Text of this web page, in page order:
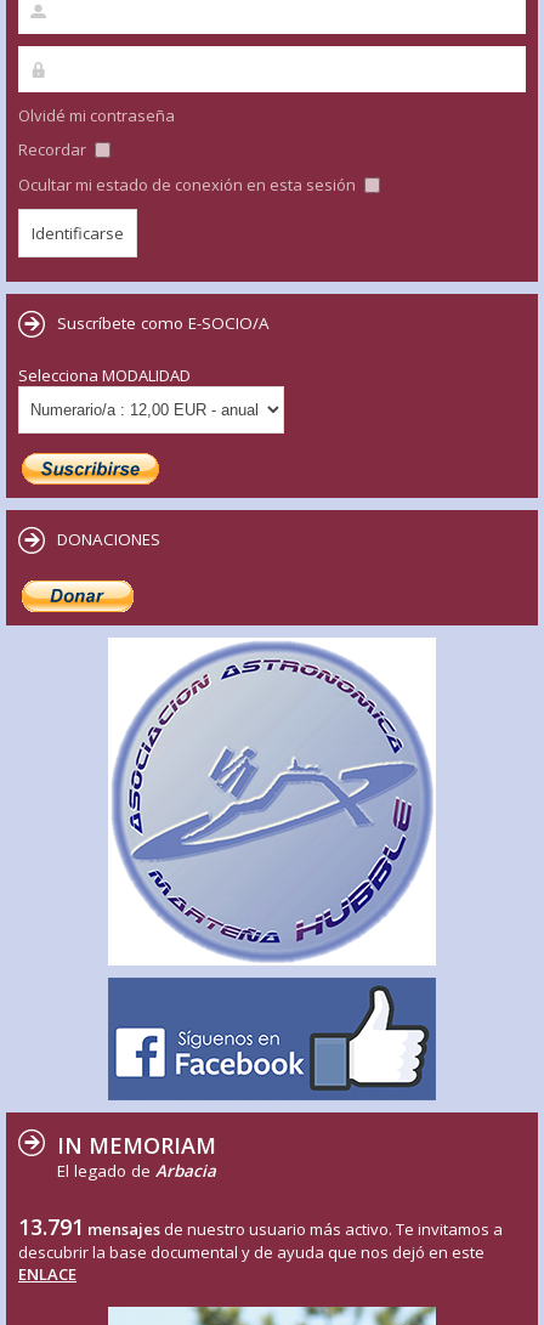
Olvidé mi contraseña
Recordar
Ocultar mi estado de conexión en esta sesión
Suscríbete como E-SOCIO/A
Selecciona MODALIDAD
DONACIONES
IN MEMORIAM
El legado de Arbacia
13.791 mensajes de nuestro usuario más activo. Te invitamos a
descubrir la base documental y de ayuda que nos dejó en este
ENLACE